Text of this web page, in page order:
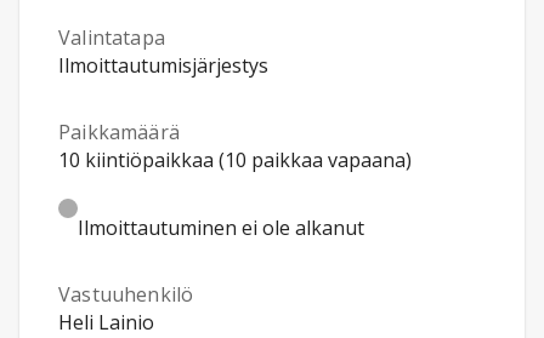
Valintatapa
Ilmoittautumisjärjestys
Paikkamäärä
10 kiintiöpaikkaa (10 paikkaa vapaana)
Ilmoittautuminen ei ole alkanut
Vastuuhenkilö
Heli Lainio